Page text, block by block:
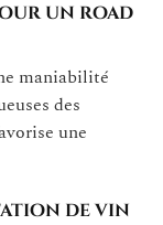
un road
maniabilité
des
une
de vin